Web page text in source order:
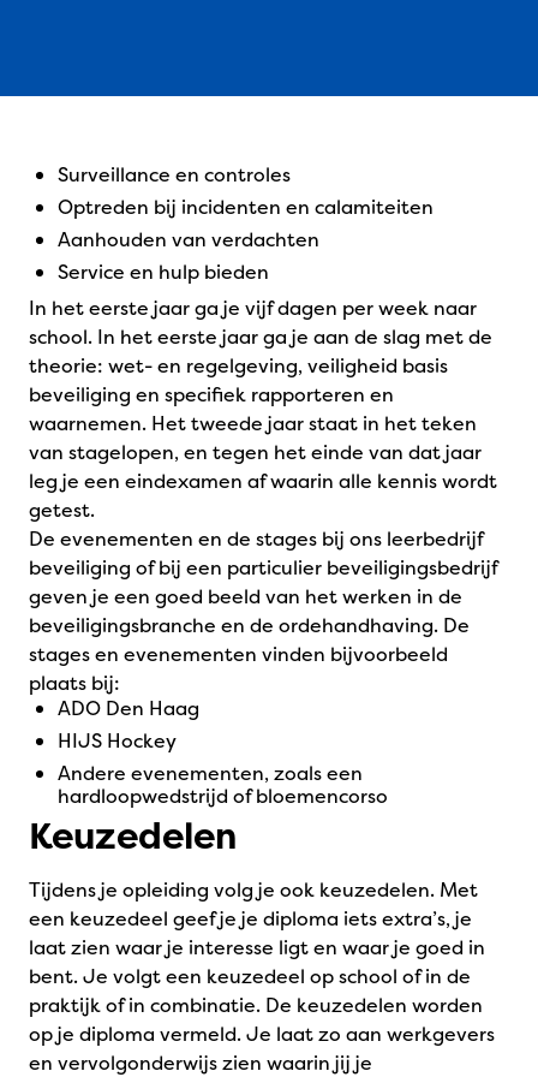
Surveillance en controles
Optreden bij incidenten en calamiteiten
Aanhouden van verdachten
Service en hulp bieden
In het eerste jaar ga je vijf dagen per week naar
school. In het eerste jaar ga je aan de slag met de
theorie: wet- en regelgeving, veiligheid basis
beveiliging en specifiek rapporteren en
waarnemen. Het tweede jaar staat in het teken
van stagelopen, en tegen het einde van dat jaar
leg je een eindexamen af waarin alle kennis wordt
getest.
De evenementen en de stages bij ons leerbedrijf
beveiliging of bij een particulier beveiligingsbedrijf
geven je een goed beeld van het werken in de
beveiligingsbranche en de ordehandhaving. De
stages en evenementen vinden bijvoorbeeld
plaats bij:
ADO Den Haag
HIJS Hockey
Andere evenementen, zoals een
hardloopwedstrijd of bloemencorso
Keuzedelen
Tijdens je opleiding volg je ook keuzedelen. Met
een keuzedeel geef je je diploma iets extra’s, je
laat zien waar je interesse ligt en waar je goed in
bent. Je volgt een keuzedeel op school of in de
praktijk of in combinatie. De keuzedelen worden
op je diploma vermeld. Je laat zo aan werkgevers
en vervolgonderwijs zien waarin jij je